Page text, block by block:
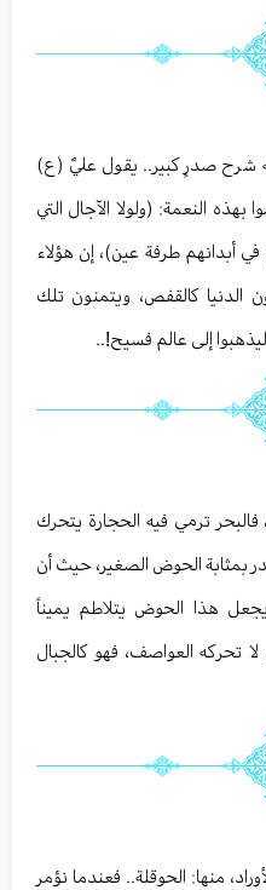
شرح صدرٍ كبير.. يقول عليٌ (ع)
النعمة: (ولولا الآجال التي
أبدانهم طرفة عين)، إن هؤلاء
الدنيا كالقفص، ويتمنون تلك
إلى عالم فسيح!..
فالبحر ترمي فيه الحجارة يتحرك
بمثابة الحوض الصغير، حيث أن
هذا الحوض يتلاطم يميناً
تحركه العواصف، فهو كالجبال
منها: الحوقلة.. فعندما نؤمر